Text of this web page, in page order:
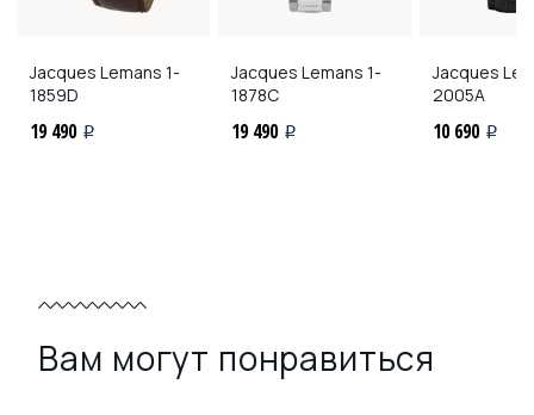
Jacques Lemans 1-
1859D
19 490 i
Jacques Lemans 1-
1878C
19 490 i
Jacques
2005A
10 690 i
Вам могут понравиться